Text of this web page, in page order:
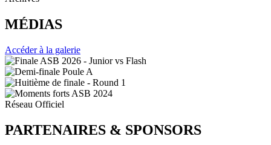
MÉDIAS
Accéder à la galerie
Réseau Officiel
PARTENAIRES & SPONSORS